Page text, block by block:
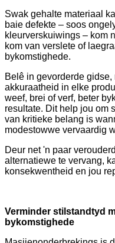
Swak gehalte materiaal
baie defekte – soos
kleurverskuiwings – kom
kom van verslete of
bykomstighede.
Belê in gevorderde
akkuraatheid in elke
weef, brei of verf, beter
resultate. Dit help jou om
van kritieke belang is
modestowwe vervaardig
Deur net 'n paar
alternatiewe te vervang,
konsekwentheid en jou
Verminder stilstandtyd
bykomstighede